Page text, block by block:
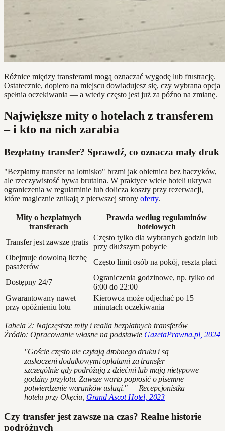
Różnice między transferami mogą oznaczać wygodę lub frustrację.
Ostatecznie, dopiero na miejscu dowiadujesz się, czy wybrana opcja
spełnia oczekiwania — a wtedy często jest już za późno na zmianę.
Największe mity o hotelach z transferem
– i kto na nich zarabia
Bezpłatny transfer? Sprawdź, co oznacza mały druk
"Bezpłatny transfer na lotnisko" brzmi jak obietnica bez haczyków,
ale rzeczywistość bywa brutalna. W praktyce wiele hoteli ukrywa
ograniczenia w regulaminie lub dolicza koszty przy rezerwacji,
które magicznie znikają z pierwszej strony oferty.
Mity o bezpłatnych
transferach
Prawda według regulaminów
hotelowych
Transfer jest zawsze gratis
Często tylko dla wybranych godzin lub
przy dłuższym pobycie
Obejmuje dowolną liczbę
pasażerów
Często limit osób na pokój, reszta płaci
Dostępny 24/7
Ograniczenia godzinowe, np. tylko od
6:00 do 22:00
Gwarantowany nawet
przy opóźnieniu lotu
Kierowca może odjechać po 15
minutach oczekiwania
Tabela 2: Najczęstsze mity i realia bezpłatnych transferów
Źródło: Opracowanie własne na podstawie GazetaPrawna.pl, 2024
"Goście często nie czytają drobnego druku i są
zaskoczeni dodatkowymi opłatami za transfer —
szczególnie gdy podróżują z dziećmi lub mają nietypowe
godziny przylotu. Zawsze warto poprosić o pisemne
potwierdzenie warunków usługi." — Recepcjonistka
hotelu przy Okęciu, Grand Ascot Hotel, 2023
Czy transfer jest zawsze na czas? Realne historie
podróżnych